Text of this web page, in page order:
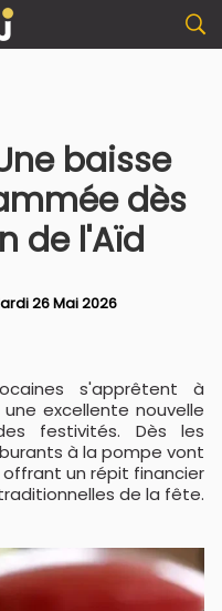
baisse
dès
de l'Aïd
26 Mai 2026
excellente nouvelle
festivités. Dès les
à la pompe vont
un répit financier
de la fête.